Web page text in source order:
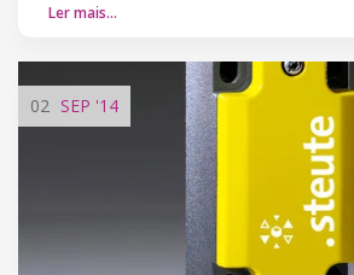
Ler mais…
02 SEP '14